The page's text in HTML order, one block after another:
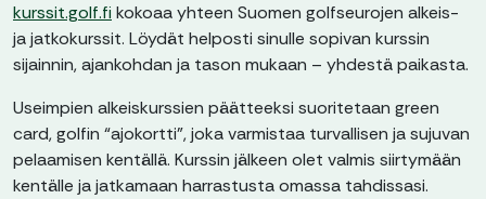
kurssit.golf.fi kokoaa yhteen Suomen golfseurojen alkeis-
ja jatkokurssit. Löydät helposti sinulle sopivan kurssin
sijainnin, ajankohdan ja tason mukaan – yhdestä paikasta.
Useimpien alkeiskurssien päätteeksi suoritetaan green
card, golfin “ajokortti”, joka varmistaa turvallisen ja sujuvan
pelaamisen kentällä. Kurssin jälkeen olet valmis siirtymään
kentälle ja jatkamaan harrastusta omassa tahdissasi.